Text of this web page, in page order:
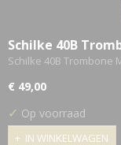
Schilke 40B
Schilke 40B
€ 49,00
✓ Op voorraad
IN WINKELWAGEN